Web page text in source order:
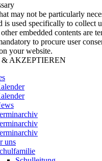
may not be particularly
is used specifically to collect
embedded contents are
to procure user
your website.
& AKZEPTIEREN
uns